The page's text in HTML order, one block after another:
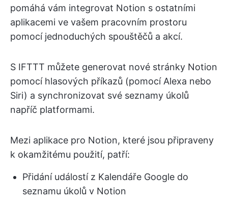
pomáhá vám integrovat Notion s ostatními
aplikacemi ve vašem pracovním prostoru
pomocí jednoduchých spouštěčů a akcí.
S IFTTT můžete generovat nové stránky Notion
pomocí hlasových příkazů (pomocí Alexa nebo
Siri) a synchronizovat své seznamy úkolů
napříč platformami.
Mezi aplikace pro Notion, které jsou připraveny
k okamžitému použití, patří:
Přidání událostí z Kalendáře Google do
seznamu úkolů v Notion